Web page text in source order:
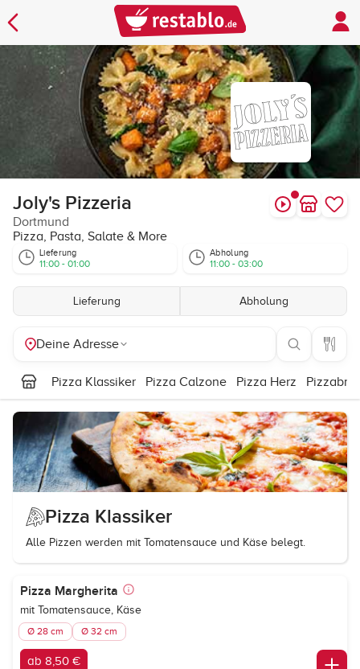
Joly's Pizzeria
Dortmund
Pizza, Pasta, Salate & More
Lieferung
11:00 - 01:00
Abholung
11:00 - 03:00
Lieferung Abholung
Deine Adresse
Pizza Klassiker Pizza Calzone Pizza Herz
Pizza Klassiker
Alle Pizzen werden mit Tomatensauce und Käse belegt.
Pizza Margherita
mit Tomatensauce, Käse
Ø 28 cm Ø 32 cm
ab 8,50 €